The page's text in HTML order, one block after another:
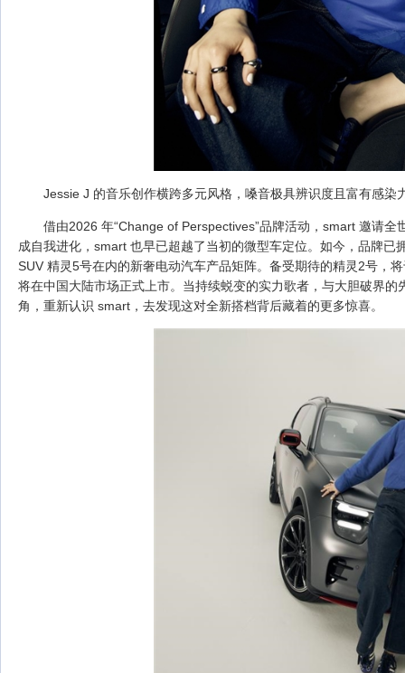
Jessie J 的音乐创作横跨多元风格，嗓音极具辨识度且富有感染
借由2026 年“Change of Perspectives”品牌活动，smart 邀请
成自我进化，smart 也早已超越了当初的微型车定位。如今，品牌
SUV 精灵5号在内的新奢电动汽车产品矩阵。备受期待的精灵2号，
将在中国大陆市场正式上市。当持续蜕变的实力歌者，与大胆破界
角，重新认识 smart，去发现这对全新搭档背后藏着的更多惊喜。